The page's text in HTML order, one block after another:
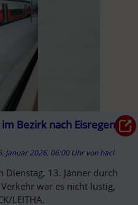
Bezirk nach Eisregen
Januar 2026, 06:00 Uhr vonhacl
Dienstag, 13. Jänner durch
war es nicht lustig,
LEITHA.